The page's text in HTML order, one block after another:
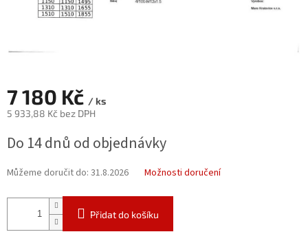
7 180 Kč / ks
5 933,88 Kč bez DPH
cena:
Do 14 dnů od objednávky
Můžeme doručit do: 31.8.2026 Možnosti doručení
Přidat do košíku